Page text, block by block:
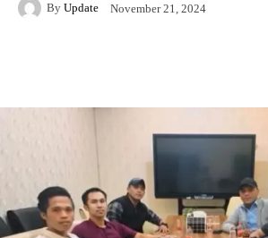
By Update November 21, 2024